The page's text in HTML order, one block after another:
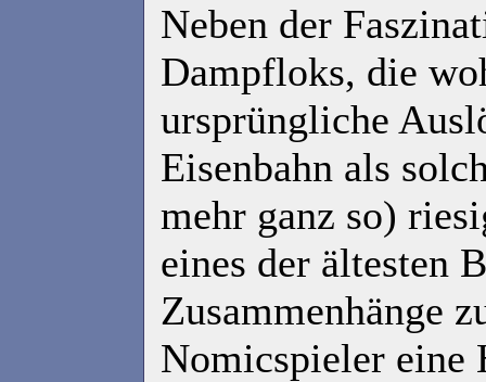
Neben der
Dampfloks, die
ursprüngliche
Eisenbahn als
mehr ganz so)
eines der ältesten
Zusammenhänge
Nomicspieler eine